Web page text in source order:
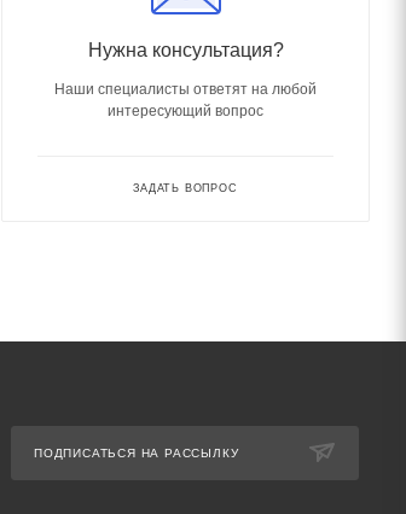
Нужна консультация?
Наши специалисты ответят на любой
интересующий вопрос
ЗАДАТЬ ВОПРОС
ПОДПИСАТЬСЯ НА РАССЫЛКУ